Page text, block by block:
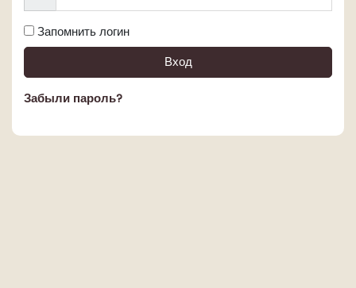
Запомнить логин
Вход
Забыли пароль?